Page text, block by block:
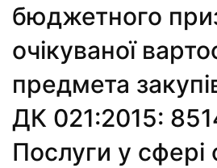
бюджетного
очікуваної
предмета
ДК 021:2015:
Послуги у сфері